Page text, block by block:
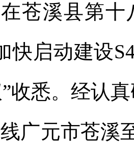
苍溪县第十
快启动建设
收悉。经认
线广元市苍溪